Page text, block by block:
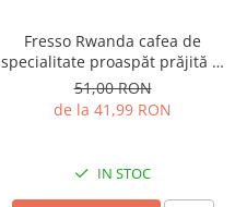
Fresso Rwanda cafea de
specialitate proaspăt prăjită și
măcinată
51,00 RON
de la 41,99 RON
IN STOC